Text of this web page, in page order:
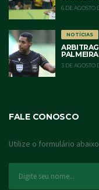
6 DE AGOSTO
NOTÍCIAS
3 DE AGOSTO
FALE CONOSCO
Utilize o formulário